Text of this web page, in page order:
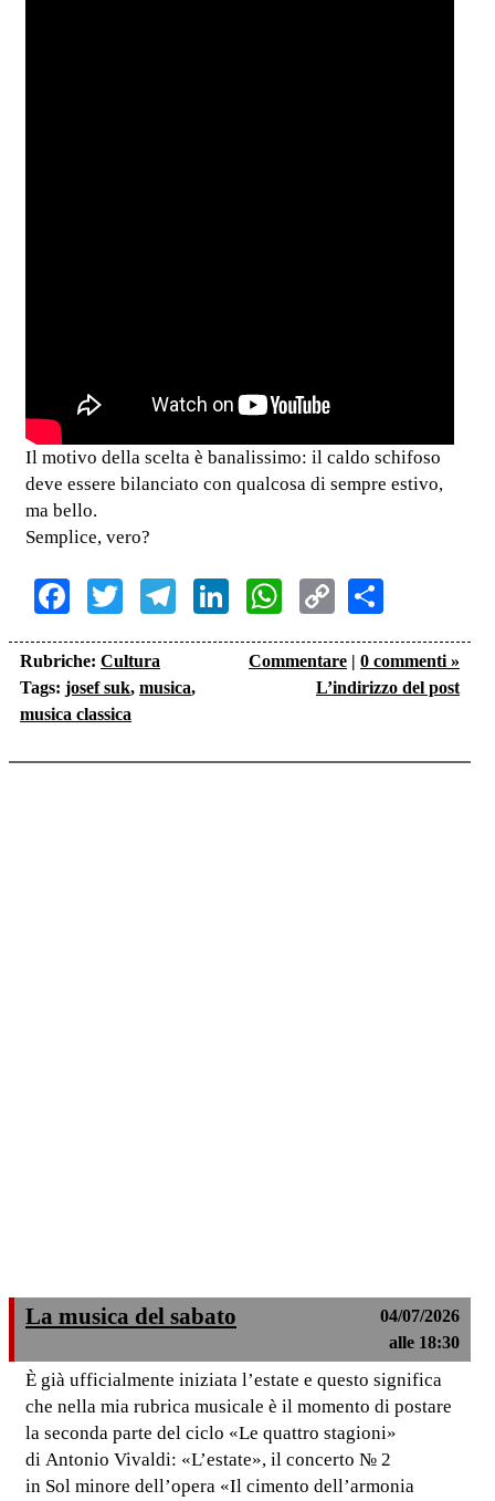
Il motivo della scelta è banalissimo: il caldo schifoso
deve essere bilanciato con qualcosa di sempre estivo,
ma bello.
Semplice, vero?
Facebook
TwitterTelegram
LinkedInWhatsApp
Copy
Link
Rubriche: Cultura
Tags: josef suk, musica,
musica classica
Commentare | 0 commenti »
L’indirizzo del post
La musica del sabato
04/07/2026
alle 18:30
È già ufficialmente iniziata l’estate e questo significa
che nella mia rubrica musicale è il momento di postare
la seconda parte del ciclo «Le quattro stagioni»
di Antonio Vivaldi: «L’estate», il concerto № 2
in Sol minore dell’opera «Il cimento dell’armonia